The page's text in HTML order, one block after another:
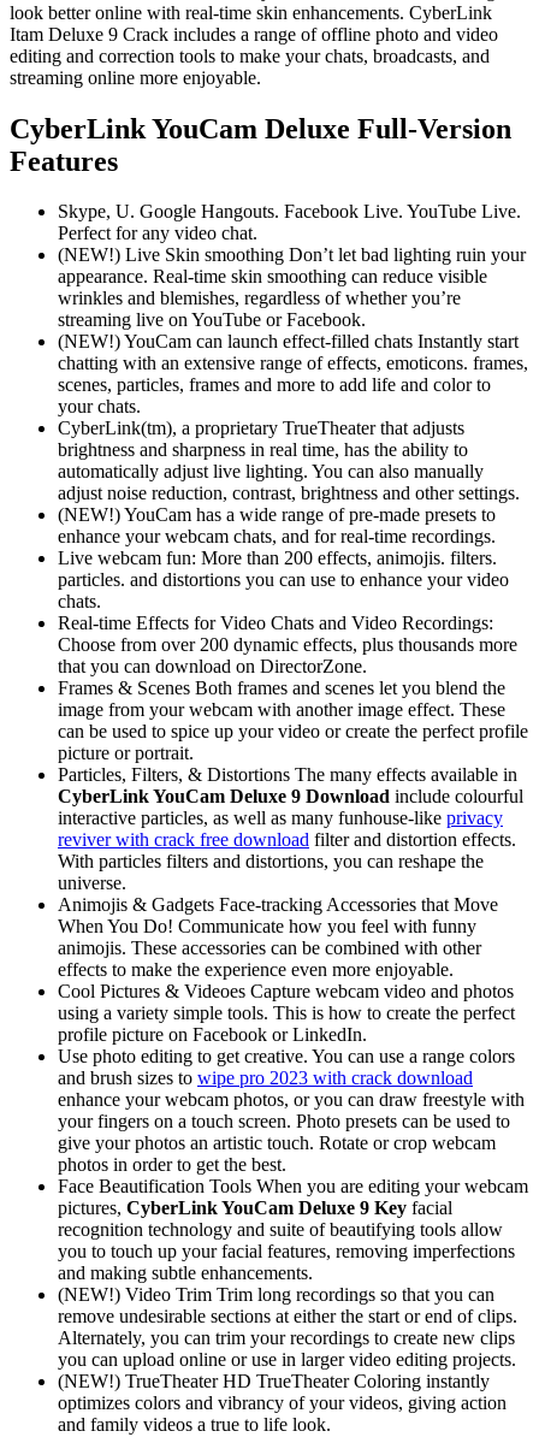
look better online with real-time skin enhancements. CyberLink
Itam Deluxe 9 Crack includes a range of offline photo and video
editing and correction tools to make your chats, broadcasts, and
streaming online more enjoyable.
CyberLink YouCam Deluxe Full-Version
Features
Skype, U. Google Hangouts. Facebook Live. YouTube Live.
Perfect for any video chat.
(NEW!) Live Skin smoothing Don’t let bad lighting ruin your
appearance. Real-time skin smoothing can reduce visible
wrinkles and blemishes, regardless of whether you’re
streaming live on YouTube or Facebook.
(NEW!) YouCam can launch effect-filled chats Instantly start
chatting with an extensive range of effects, emoticons. frames,
scenes, particles, frames and more to add life and color to
your chats.
CyberLink(tm), a proprietary TrueTheater that adjusts
brightness and sharpness in real time, has the ability to
automatically adjust live lighting. You can also manually
adjust noise reduction, contrast, brightness and other settings.
(NEW!) YouCam has a wide range of pre-made presets to
enhance your webcam chats, and for real-time recordings.
Live webcam fun: More than 200 effects, animojis. filters.
particles. and distortions you can use to enhance your video
chats.
Real-time Effects for Video Chats and Video Recordings:
Choose from over 200 dynamic effects, plus thousands more
that you can download on DirectorZone.
Frames & Scenes Both frames and scenes let you blend the
image from your webcam with another image effect. These
can be used to spice up your video or create the perfect profile
picture or portrait.
Particles, Filters, & Distortions The many effects available in
CyberLink YouCam Deluxe 9 Download include colourful
interactive particles, as well as many funhouse-like privacy
reviver with crack free download filter and distortion effects.
With particles filters and distortions, you can reshape the
universe.
Animojis & Gadgets Face-tracking Accessories that Move
When You Do! Communicate how you feel with funny
animojis. These accessories can be combined with other
effects to make the experience even more enjoyable.
Cool Pictures & Videoes Capture webcam video and photos
using a variety simple tools. This is how to create the perfect
profile picture on Facebook or LinkedIn.
Use photo editing to get creative. You can use a range colors
and brush sizes to wipe pro 2023 with crack download
enhance your webcam photos, or you can draw freestyle with
your fingers on a touch screen. Photo presets can be used to
give your photos an artistic touch. Rotate or crop webcam
photos in order to get the best.
Face Beautification Tools When you are editing your webcam
pictures, CyberLink YouCam Deluxe 9 Key facial
recognition technology and suite of beautifying tools allow
you to touch up your facial features, removing imperfections
and making subtle enhancements.
(NEW!) Video Trim Trim long recordings so that you can
remove undesirable sections at either the start or end of clips.
Alternately, you can trim your recordings to create new clips
you can upload online or use in larger video editing projects.
(NEW!) TrueTheater HD TrueTheater Coloring instantly
optimizes colors and vibrancy of your videos, giving action
and family videos a true to life look.